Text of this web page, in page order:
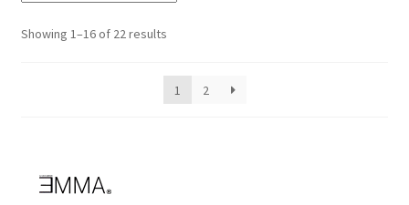
Showing 1–16 of 22 results
1 2